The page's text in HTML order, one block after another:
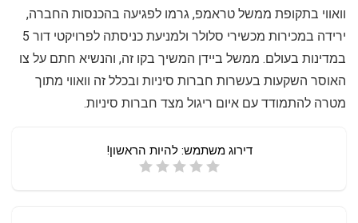
וואווי בתקופת ממשל טראמפ, גרמו לפגיעה בהכנסות החברה,
ירידה במכירות מכשירי סלולר ולמניעת כניסתה לפרויקטי דור 5
במדינות בעולם. ממשל ביידן המשיך בקו זה, והנשיא חתם על צו
האוסר השקעות בעשרות חברות סיניות ובכלל זה וואווי מתוך
מטרה להתמודד עם איום ריגול מצד חברות סיניות.
דירוג משתמש:להיות הראשון!